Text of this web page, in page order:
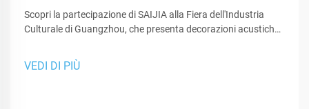
Scopri la partecipazione di SAIJIA alla Fiera dell'Industria
Culturale di Guangzhou, che presenta decorazioni acustiche
performance.
VEDI DI PIÙ